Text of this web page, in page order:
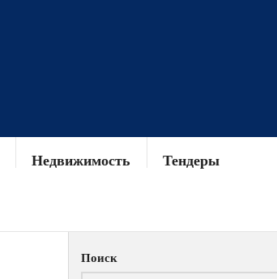
Недвижимость Тендеры
Поиск